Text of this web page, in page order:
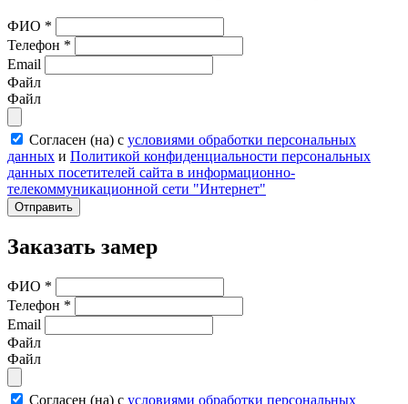
ФИО *
Телефон *
Email
Файл
Файл
Согласен (на) с условиями обработки персональных
данных и Политикой конфиденциальности персональных
данных посетителей сайта в информационно-
телекоммуникационной сети "Интернет"
Отправить
Заказать замер
ФИО *
Телефон *
Email
Файл
Файл
Согласен (на) с условиями обработки персональных